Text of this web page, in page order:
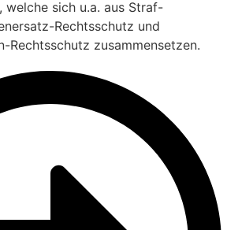
welche sich u.a. aus Straf-
Rechtsschutz und
Rechtsschutz zusammensetzen.